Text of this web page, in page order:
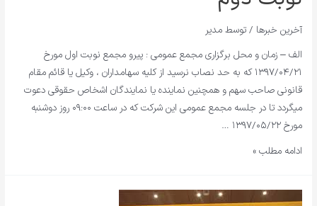
آخرین خبرها / توسطمدیر
الف – زمان و محل برگزاری مجمع عمومی : پیرو مجمع نوبت اول مورخ
۱۳۹۷/۰۴/۲۱ که به حد نصاب نرسید از کلیه سهامداران ، وکیل یا قائم مقام
قانونی صاحب سهم و همچنین نماینده یا نمایندگان اشخاص حقوقی دعوت
میگردد تا در جلسه مجمع عمومی این شرکت که در ساعت ۰۹:۰۰ روز دوشنبه
مورخ ۱۳۹۷/۰۵/۲۲ …
ادامه مطلب »